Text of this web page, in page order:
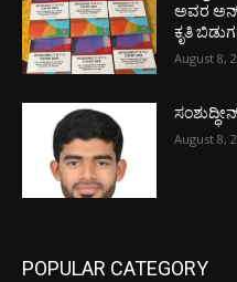
ಅವರ
ಕೃತಿ
August 8,
August 8,
POPULAR CATEGORY